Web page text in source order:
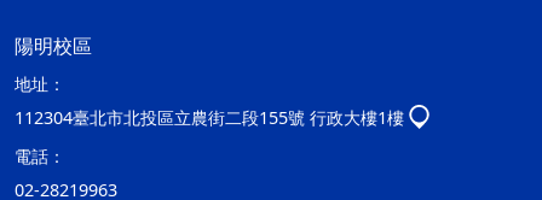
陽明校區
地址：
112304臺北市北投區立農街二段155號 行政大樓1樓
電話：
02-28219963